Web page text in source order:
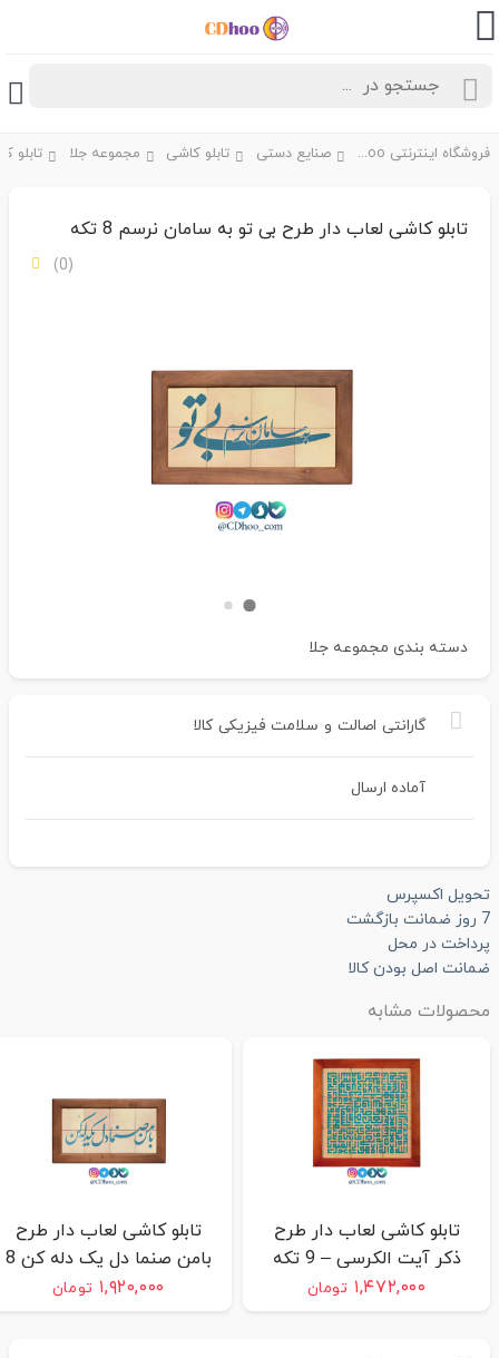
فروشگاه اینترنتی CDhoo صنایع دستی تابلو کاشی مجموعه جلا
تابلو کاشی لعاب دار طرح بی تو به سامان نرسم 8 تکه
(0)
دسته بندی مجموعه جلا
گارانتی اصالت و سلامت فیزیکی کالا
آماده ارسال
تحویل اکسپرس
7 روز ضمانت بازگشت
پرداخت در محل
ضمانت اصل بودن کالا
محصولات مشابه
تابلو کاشی لعاب دار طرح
ذکر آیت الکرسی – 9 تکه
۱,۴۷۲,۰۰۰ تومان
تابلو کاشی لعاب دار طرح
بامن صنما دل یک دله کن 8
تکه
۱,۹۲۰,۰۰۰ تومان